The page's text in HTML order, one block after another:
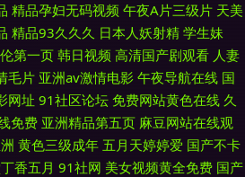
淫网区收藏 福利社区老司机 91玉足丝袜脚 少
伊人午夜剧场 大香蕉伊人网11 色噜噜资源网
音先锋 欧美另类www 91网站入囗 蜜桃视频免
色情软件 影音先锋中文字幕亚洲 东方色图 四
精品孕妇无码视频 午夜A片三级片 天美
精品93久久久 日本人妖射精 学生妹
第一页 韩日视频 高清国产剧观看 人妻
毛片 亚洲av激情电影 午夜导航在线 国
网址 91社区论坛 免费网站黄色在线 久
免费 亚洲精品第五页 麻豆网站在线观
黄色三级成年 五月天婷婷爱 国产不卡
香五月 91社网 美女视频黄全免费 国产